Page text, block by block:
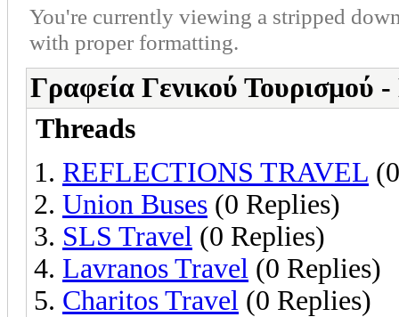
You're currently viewing a stripped
with proper formatting.
Γραφεία Γενικού Τουρισμού
Threads
REFLECTIONS TRAVEL
Union Buses (0 Replies)
SLS Travel (0 Replies)
Lavranos Travel (0 Replies)
Charitos Travel (0 Replies)